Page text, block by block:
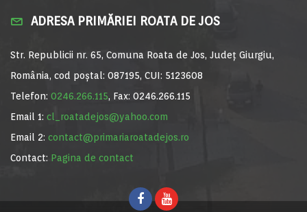
ADRESA PRIMĂRIEI ROATA DE JOS
Str. Republicii nr. 65, Comuna Roata de Jos, Județ Giurgiu,
România, cod poștal: 087195, CUI: 5123608
Telefon: 0246.266.115, Fax: 0246.266.115
Email 1: cl_roatadejos@yahoo.com
Email 2: contact@primariaroatadejos.ro
Contact: Pagina de contact